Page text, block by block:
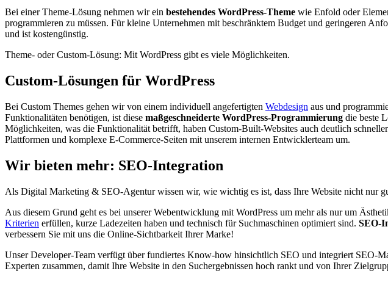
Bei einer Theme-Lösung nehmen wir ein bestehendes WordPress-Theme wie Enfold oder
programmieren zu müssen. Für kleine Unternehmen mit beschränktem Budget und geringeren
und ist kostengünstig.
Theme- oder Custom-Lösung: Mit WordPress gibt es viele Möglichkeiten.
Custom-Lösungen für WordPress
Bei Custom Themes gehen wir von einem individuell angefertigten Webdesign aus und
Funktionalitäten benötigen, ist diese maßgeschneiderte WordPress-Programmierung die beste
Möglichkeiten, was die Funktionalität betrifft, haben Custom-Built-Websites auch deutlich
Plattformen und komplexe E-Commerce-Seiten mit unserem internen Entwicklerteam um.
Wir bieten mehr: SEO-Integration
Als Digital Marketing & SEO-Agentur wissen wir, wie wichtig es ist, dass Ihre Website nicht nur
Aus diesem Grund geht es bei unserer Webentwicklung mit WordPress um mehr als nur um
Kriterien erfüllen, kurze Ladezeiten haben und technisch für Suchmaschinen optimiert sind. SEO-
verbessern Sie mit uns die Online-Sichtbarkeit Ihrer Marke!
Unser Developer-Team verfügt über fundiertes Know-how hinsichtlich SEO und integriert SEO-
Experten zusammen, damit Ihre Website in den Suchergebnissen hoch rankt und von Ihrer